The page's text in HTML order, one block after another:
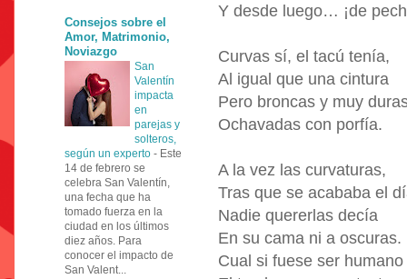
Y desde luego… ¡de
Curvas sí, el tacú tenía,
Al igual que una cintura
Pero broncas y muy
Ochavadas con porfía.
A la vez las curvaturas,
Tras que se acababa el
Nadie quererlas decía
En su cama ni a oscuras.
Cual si fuese ser humano
Consejos sobre el
Amor, Matrimonio,
Noviazgo
San
Valentín
impacta
en
parejas y
solteros,
según un experto - Este
14 de febrero se
celebra San Valentín,
una fecha que ha
tomado fuerza en la
ciudad en los últimos
diez años. Para
conocer el impacto de
San Valent...